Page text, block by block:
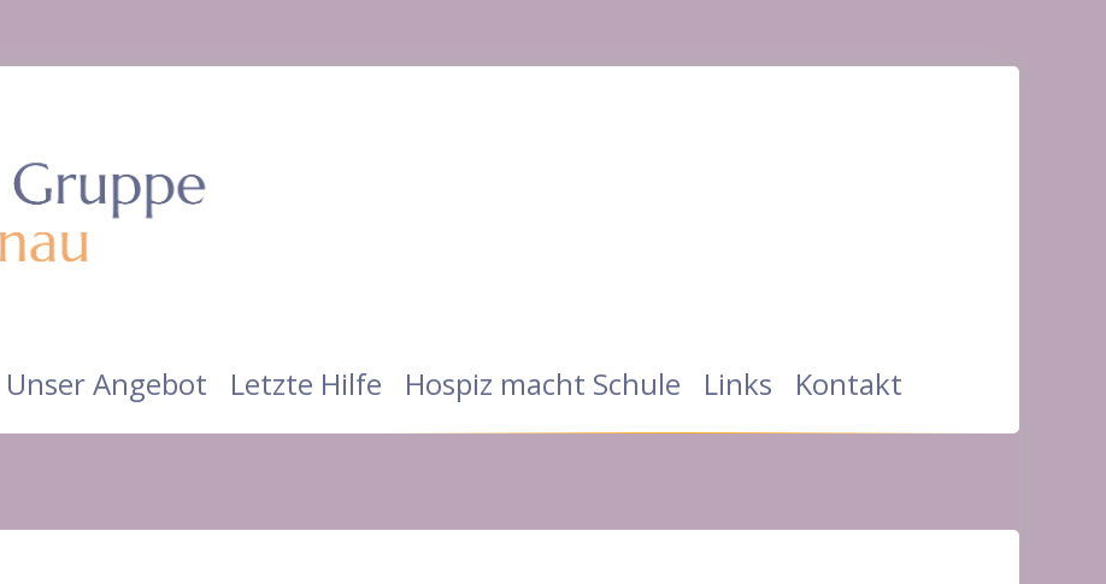
Unser Angebot Letzte Hilfe Hospiz macht Schule Links Kontakt